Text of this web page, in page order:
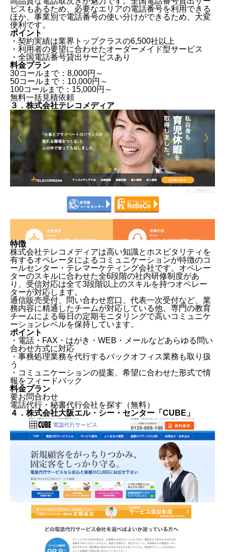
ビスもあるため、必要なエリアの電話番号を利用できる
ほか、事業別で電話番号の使い分けができるため、大変
便利です。
ポイント
・契約実績は業界トップクラスの6,500社以上
・利用者の要望に合わせたオーダーメイド型サービス
・全国電話番号貸出サービスあり
料金プラン
30コールまで：8,000円～
50コールまで：10,000円～
100コールまで：15,000円～
無料一括見積依頼
３．株式会社テレコメディア
特徴
株式会社テレコメディアは高い知識とホスピタリティを
有するオペレータによるコミュニケーションが特徴のコ
ールセンター・テレマーケティング会社です。オペレー
ターのスキルに合わせた全6段階の社内研修制度があ
り、受信対応は全て3段階以上のスキルを持つオペレー
ターが対応します。
通信販売受付、問い合わせ窓口、代表一次受付など、業
務内容に精通したチームが対応している他、専門の教育
チームによる毎日の定期モニタリングで高いコミュニケ
ーションレベルを保持しています。
ポイント
・電話・FAX・はがき・WEB・メールなどあらゆる問い
合わせ方式に対応
・事務処理業務を代行するバックオフィス業務も取り扱
う
・コミュニケーションの提案、希望に合わせた形式で情
報をフィードバック
料金プラン
要お問合わせ
電話代行・秘書代行会社を探す（無料）
４．株式会社大阪エル・シー・センター「CUBE」